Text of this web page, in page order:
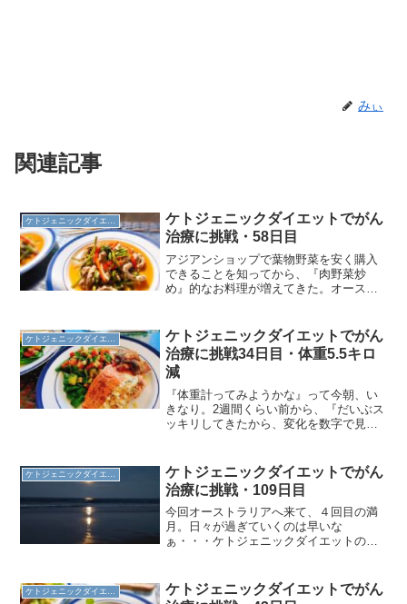
みぃ
関連記事
ケトジェニックダイエット
ケトジェニックダイエットでがん
治療に挑戦・58日目
アジアンショップで葉物野菜を安く購入
できることを知ってから、『肉野菜炒
め』的なお料理が増えてきた。オースト
（笑）ケトジェニックダイエットのレシ
ピ 朝食・58日目生姜紅茶...
ケトジェニックダイエットでがん
治療に挑戦34日目・体重5.5キロ
減
『体重計ってみようかな』って今朝、い
きなり。2週間くらい前から、『だいぶス
ッキリしてきたから、変化を数字で見た
た。結果は・・・マイナス5.5キロ！約1
ヶ月で5.5キロっ...
ケトジェニックダイエットでがん
治療に挑戦・109日目
今回オーストラリアへ来て、４回目の満
月。日々が過ぎていくのは早いな
ぁ・・・ケトジェニックダイエットのレ
セーリングに出かける予定だったので、
お弁当作り。・・・結局...
ケトジェニックダイエット
ケトジェニックダイエットでがん